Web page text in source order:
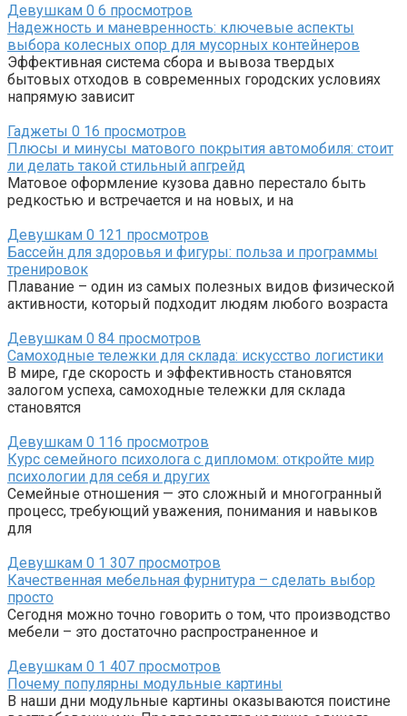
Девушкам 0 6 просмотров
Надежность и маневренность: ключевые аспекты
выбора колесных опор для мусорных контейнеров
Эффективная система сбора и вывоза твердых
бытовых отходов в современных городских условиях
напрямую зависит
Гаджеты 0 16 просмотров
Плюсы и минусы матового покрытия автомобиля: стоит
ли делать такой стильный апгрейд
Матовое оформление кузова давно перестало быть
редкостью и встречается и на новых, и на
Девушкам 0 121 просмотров
Бассейн для здоровья и фигуры: польза и программы
тренировок
Плавание – один из самых полезных видов физической
активности, который подходит людям любого возраста
Девушкам 0 84 просмотров
Самоходные тележки для склада: искусство логистики
В мире, где скорость и эффективность становятся
залогом успеха, самоходные тележки для склада
становятся
Девушкам 0 116 просмотров
Курс семейного психолога с дипломом: откройте мир
психологии для себя и других
Семейные отношения — это сложный и многогранный
процесс, требующий уважения, понимания и навыков
для
Девушкам 0 1 307 просмотров
Качественная мебельная фурнитура – сделать выбор
просто
Сегодня можно точно говорить о том, что производство
мебели – это достаточно распространенное и
Девушкам 0 1 407 просмотров
Почему популярны модульные картины
В наши дни модульные картины оказываются поистине